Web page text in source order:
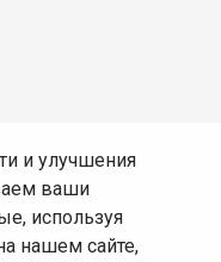
и улучшения
ваши
используя
нашем сайте,